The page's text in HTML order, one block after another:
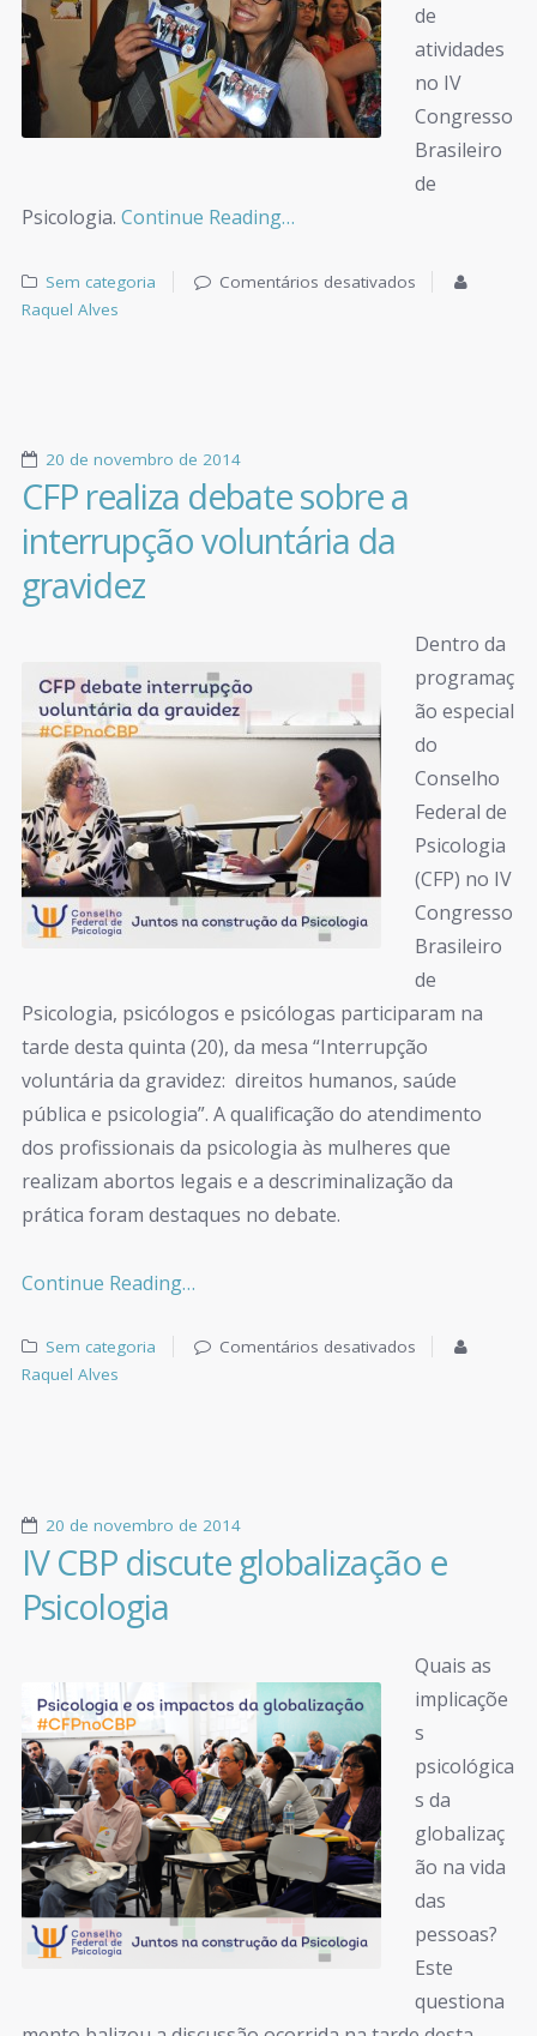
de
atividades
no IV
Congresso
Brasileiro
de
Psicologia. Continue Reading…
Sem categoria
Comentários desativados
Raquel Alves
20 de novembro de 2014
CFP realiza debate sobre a
interrupção voluntária da
gravidez
Dentro da
programaç
ão especial
do
Conselho
Federal de
Psicologia
(CFP) no IV
Congresso
Brasileiro
de
Psicologia, psicólogos e psicólogas participaram na
tarde desta quinta (20), da mesa “Interrupção
voluntária da gravidez: direitos humanos, saúde
pública e psicologia”. A qualificação do atendimento
dos profissionais da psicologia às mulheres que
realizam abortos legais e a descriminalização da
prática foram destaques no debate.
Continue Reading…
Sem categoria
Comentários desativados
Raquel Alves
20 de novembro de 2014
IV CBP discute globalização e
Psicologia
Quais as
implicaçõe
s
psicológica
s da
globalizaç
ão na vida
das
pessoas?
Este
questiona